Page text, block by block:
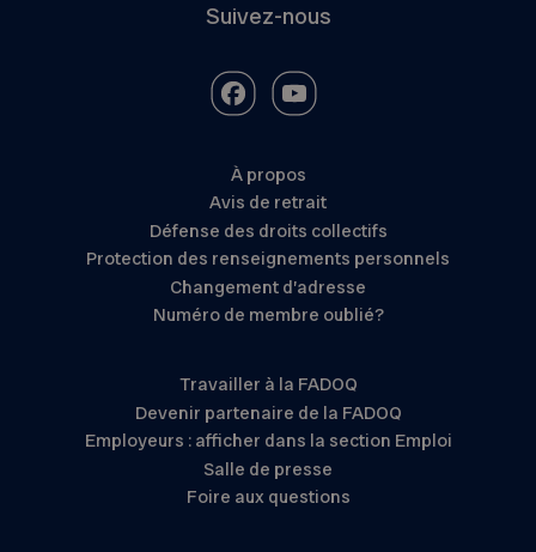
Suivez-nous
À propos
Avis de retrait
Défense des droits collectifs
Protection des renseignements personnels
Changement d’adresse
Numéro de membre oublié?
Travailler à la FADOQ
Devenir partenaire de la FADOQ
Employeurs : afficher dans la section Emploi
Salle de presse
Foire aux questions